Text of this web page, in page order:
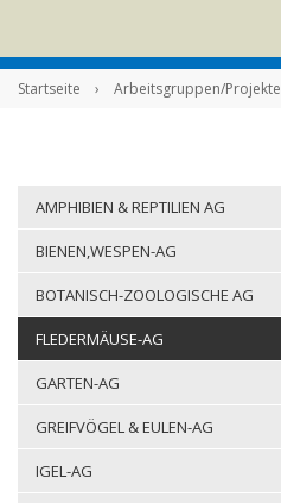
Startseite › Arbeitsgruppen/Projekte
AMPHIBIEN & REPTILIEN AG
BIENEN,WESPEN-AG
BOTANISCH-ZOOLOGISCHE AG
FLEDERMÄUSE-AG
GARTEN-AG
GREIFVÖGEL & EULEN-AG
IGEL-AG